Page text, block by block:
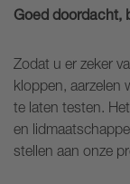
Goed doordacht,
Zodat u er zeker
kloppen, aarzelen
te laten testen.
en
stellen aan onze